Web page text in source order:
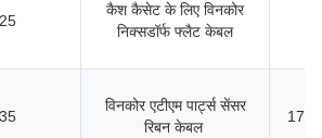
कैश कैसेट के लिए विनकोर
निक्सडॉर्फ फ्लैट केबल
विनकोर एटीएम पार्ट्स सेंसर
रिबन केबल